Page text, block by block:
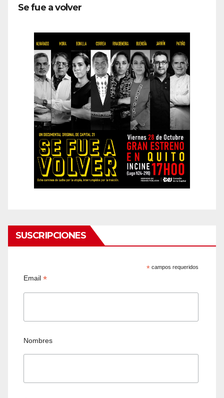
Se fue a volver
SUSCRIPCIONES
* campos requeridos
Email*
Nombres